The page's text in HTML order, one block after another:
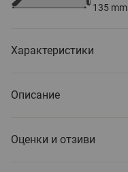
135 mm
Характеристики
Описание
Оценки и отзиви